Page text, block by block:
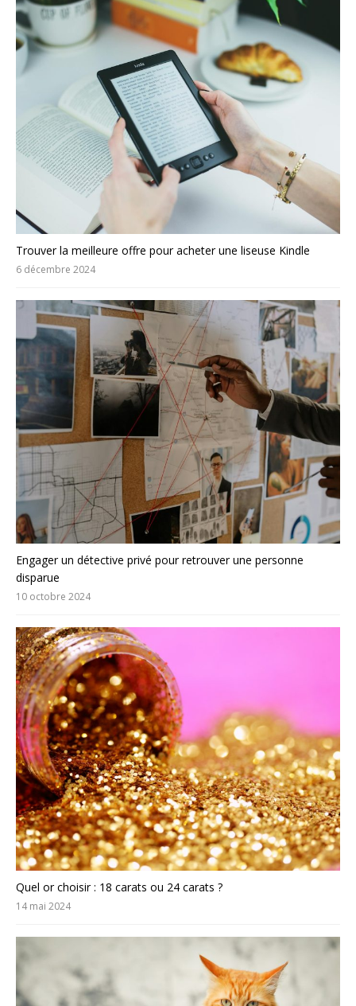
Trouver la meilleure offre pour acheter une liseuse Kindle
6 décembre 2024
Engager un détective privé pour retrouver une personne
disparue
10 octobre 2024
Quel or choisir : 18 carats ou 24 carats ?
14 mai 2024